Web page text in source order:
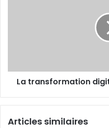
La transformation
Articles similaires